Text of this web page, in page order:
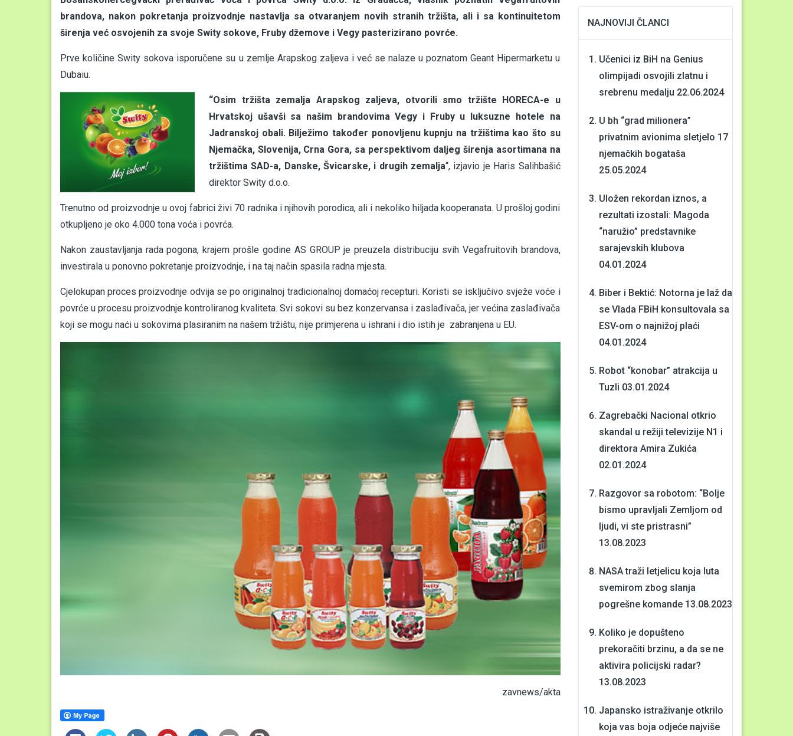
brandova, nakon pokretanja proizvodnje nastavlja sa otvaranjem novih stranih tržišta, ali i sa kontinuitetom
širenja već osvojenih za svoje Swity sokove, Fruby džemove i Vegy pasterizirano povrće.
Prve količine Swity sokova isporučene su u zemlje Arapskog zaljeva i već se nalaze u poznatom Geant Hipermarketu u
Dubaiu.
“Osim tržišta zemalja Arapskog zaljeva, otvorili smo tržište HORECA-e u
Hrvatskoj ušavši sa našim brandovima Vegy i Fruby u luksuzne hotele na
Jadranskoj obali. Bilježimo također ponovljenu kupnju na tržištima kao što su
Njemačka, Slovenija, Crna Gora, sa perspektivom daljeg širenja asortimana na
tržištima SAD-a, Danske, Švicarske, i drugih zemalja“, izjavio je Haris Salihbašić
direktor Swity d.o.o.
Trenutno od proizvodnje u ovoj fabrici živi 70 radnika i njihovih porodica, ali i nekoliko hiljada kooperanata. U prošloj godini
otkupljeno je oko 4.000 tona voća i povrća.
Nakon zaustavljanja rada pogona, krajem prošle godine AS GROUP je preuzela distribuciju svih Vegafruitovih brandova,
investirala u ponovno pokretanje proizvodnje, i na taj način spasila radna mjesta.
Cjelokupan proces proizvodnje odvija se po originalnoj tradicionalnoj domaćoj recepturi. Koristi se isključivo svježe voće i
povrće u procesu proizvodnje kontroliranog kvaliteta. Svi sokovi su bez konzervansa i zaslađivača, jer većina zaslađivača
koji se mogu naći u sokovima plasiranim na našem tržištu, nije primjerena u ishrani i dio istih je zabranjena u EU.
zavnews/akta
NAJNOVIJI ČLANCI
Učenici iz BiH na Genius
olimpijadi osvojili zlatnu i
srebrenu medalju 22.06.2024
U bh “grad milionera”
privatnim avionima sletjelo 17
njemačkih bogataša
25.05.2024
Uložen rekordan iznos, a
rezultati izostali: Magoda
“naružio” predstavnike
sarajevskih klubova
04.01.2024
Biber i Bektić: Notorna je laž da
se Vlada FBiH konsultovala sa
ESV-om o najnižoj plaći
04.01.2024
Robot “konobar” atrakcija u
Tuzli 03.01.2024
Zagrebački Nacional otkrio
skandal u režiji televizije N1 i
direktora Amira Zukića
02.01.2024
Razgovor sa robotom: “Bolje
bismo upravljali Zemljom od
ljudi, vi ste pristrasni”
13.08.2023
NASA traži letjelicu koja luta
svemirom zbog slanja
pogrešne komande 13.08.2023
Koliko je dopušteno
prekoračiti brzinu, a da se ne
aktivira policijski radar?
13.08.2023
Japansko istraživanje otkrilo
koja vas boja odjeće najviše